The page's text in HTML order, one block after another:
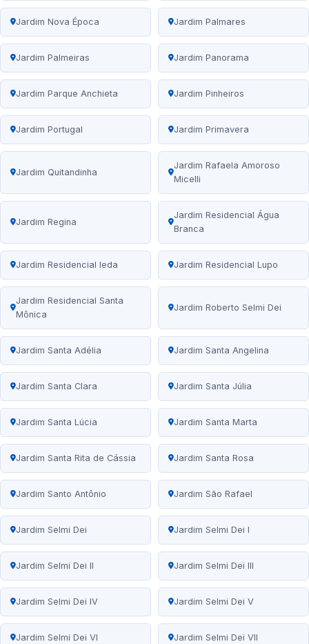
Jardim Nova Época Jardim Palmares
Jardim Palmeiras Jardim Panorama
Jardim Parque Anchieta Jardim Pinheiros
Jardim Portugal Jardim Primavera
Jardim Quitandinha
Jardim Rafaela Amoroso
Micelli
Jardim Regina
Jardim Residencial Água
Branca
Jardim Residencial Ieda Jardim Residencial Lupo
Jardim Residencial Santa
Mônica
Jardim Roberto Selmi Dei
Jardim Santa Adélia Jardim Santa Angelina
Jardim Santa Clara Jardim Santa Júlia
Jardim Santa Lúcia Jardim Santa Marta
Jardim Santa Rita de Cássia Jardim Santa Rosa
Jardim Santo Antônio Jardim São Rafael
Jardim Selmi Dei Jardim Selmi Dei I
Jardim Selmi Dei II Jardim Selmi Dei III
Jardim Selmi Dei IV Jardim Selmi Dei V
Jardim Selmi Dei VI Jardim Selmi Dei VII